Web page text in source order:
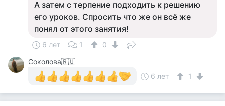
А затем с терпение подходить к решению
его уроков. Спросить что же он всё же
понял от этого занятия!
6 лет 1
0
Соколова🇷🇺
6 лет
1